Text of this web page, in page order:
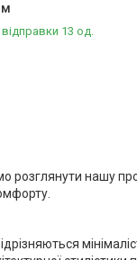
13 од.
розглянути нашу